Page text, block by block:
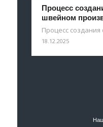
Процесс
швейном
Процесс
18.12.2025